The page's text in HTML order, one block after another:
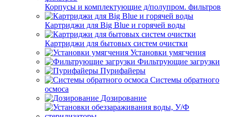
Корпусы и комплектующие д/полупром. фильтров
Картриджи для Big Blue и горячей воды
Картриджи для бытовых систем очистки
Установки умягчения
Фильтрующие загрузки
Пурифайеры
Системы обратного
осмоса
Дозирование